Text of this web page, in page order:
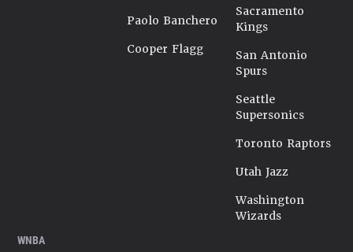
Paolo Banchero
Cooper Flagg
Sacramento
Kings
San Antonio
Spurs
Seattle
Supersonics
Toronto Raptors
Utah Jazz
Washington
Wizards
WNBA